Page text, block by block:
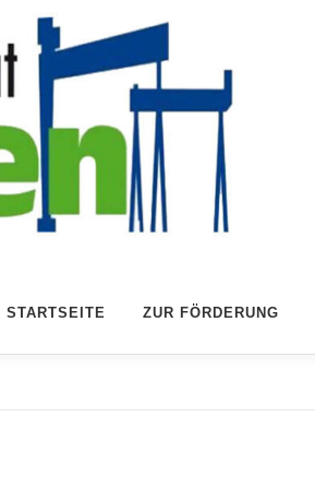
STARTSEITE ZUR FÖRDERUNG